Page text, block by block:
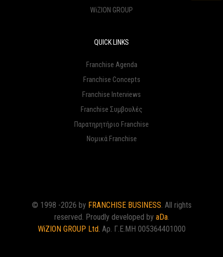
WiZION GROUP
QUICK LINKS
Franchise Agenda
Franchise Concepts
Franchise Interviews
Franchise Συμβουλές
Παρατηρητήριο Franchise
Νομικά Franchise
© 1998 -2026 by FRANCHISE BUSINESS . All rights
reserved. Proudly developed by aDa.
WiZION GROUP Ltd. Αρ. Γ.Ε.ΜΗ 005364401000